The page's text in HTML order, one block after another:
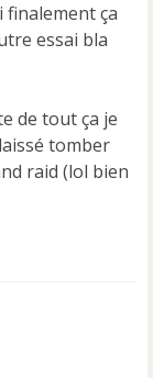
finalement ça
essai bla
de tout ça je
tomber
raid (lol bien